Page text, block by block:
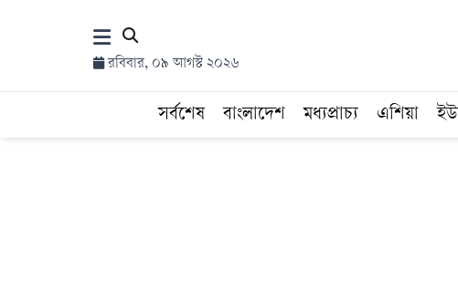
রবিবার, ০৯ আগস্ট ২০২৬
সর্বশেষ বাংলাদেশ মধ্যপ্রাচ্য এশিয়া